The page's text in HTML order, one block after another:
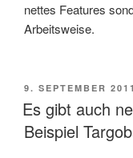
nettes Features
Arbeitsweise.
VERÖFFENTLICHT
AM
9. SEPTEMBER 2011
Es gibt auch
Beispiel